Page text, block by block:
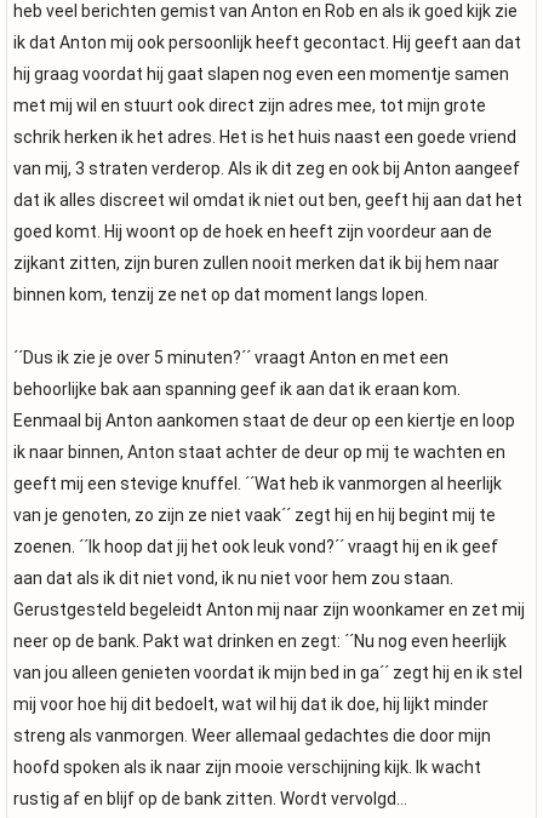
heb veel berichten gemist van Anton en Rob en als ik goed kijk zie
ik dat Anton mij ook persoonlijk heeft gecontact. Hij geeft aan dat
hij graag voordat hij gaat slapen nog even een momentje samen
met mij wil en stuurt ook direct zijn adres mee, tot mijn grote
schrik herken ik het adres. Het is het huis naast een goede vriend
van mij, 3 straten verderop. Als ik dit zeg en ook bij Anton aangeef
dat ik alles discreet wil omdat ik niet out ben, geeft hij aan dat het
goed komt. Hij woont op de hoek en heeft zijn voordeur aan de
zijkant zitten, zijn buren zullen nooit merken dat ik bij hem naar
binnen kom, tenzij ze net op dat moment langs lopen.
´´Dus ik zie je over 5 minuten?´´ vraagt Anton en met een
behoorlijke bak aan spanning geef ik aan dat ik eraan kom.
Eenmaal bij Anton aankomen staat de deur op een kiertje en loop
ik naar binnen, Anton staat achter de deur op mij te wachten en
geeft mij een stevige knuffel. ´´Wat heb ik vanmorgen al heerlijk
van je genoten, zo zijn ze niet vaak´´ zegt hij en hij begint mij te
zoenen. ´´Ik hoop dat jij het ook leuk vond?´´ vraagt hij en ik geef
aan dat als ik dit niet vond, ik nu niet voor hem zou staan.
Gerustgesteld begeleidt Anton mij naar zijn woonkamer en zet mij
neer op de bank. Pakt wat drinken en zegt: ´´Nu nog even heerlijk
van jou alleen genieten voordat ik mijn bed in ga´´ zegt hij en ik stel
mij voor hoe hij dit bedoelt, wat wil hij dat ik doe, hij lijkt minder
streng als vanmorgen. Weer allemaal gedachtes die door mijn
hoofd spoken als ik naar zijn mooie verschijning kijk. Ik wacht
rustig af en blijf op de bank zitten. Wordt vervolgd…